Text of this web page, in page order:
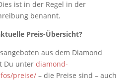
ist in der Regel in der
benannt.
Preis-Übersicht?
aus dem Diamond
Du unter diamond-
preise/– die Preise sind – auch